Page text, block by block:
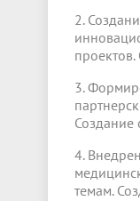
2.
3.
Создание
4.
темам.